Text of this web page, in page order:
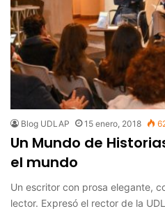
Blog UDLAP 15 enero, 2018
Un Mundo de
el mundo
Un escritor con prosa elegante,
lector. Expresó el rector de la